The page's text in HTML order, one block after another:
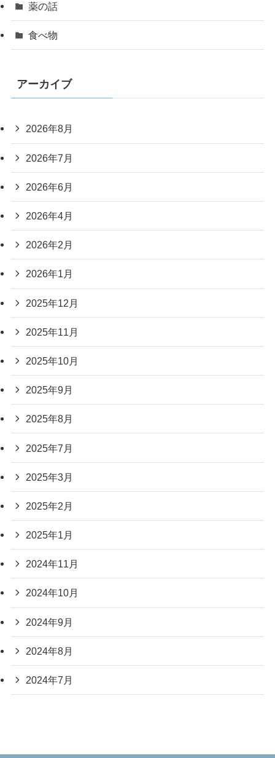
薬の話
食べ物
アーカイブ
2026年8月
2026年7月
2026年6月
2026年4月
2026年2月
2026年1月
2025年12月
2025年11月
2025年10月
2025年9月
2025年8月
2025年7月
2025年3月
2025年2月
2025年1月
2024年11月
2024年10月
2024年9月
2024年8月
2024年7月